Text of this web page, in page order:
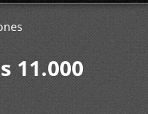
11.000